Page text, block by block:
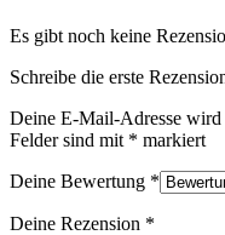
Es gibt noch keine
Schreibe die erste
Deine E-Mail-Adresse
Felder sind mit * markiert
Deine Bewertung *
Deine Rezension *